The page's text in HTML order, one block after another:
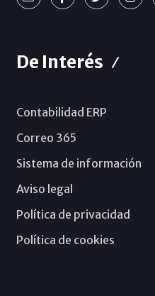
De Interés
Contabilidad ERP
Correo 365
Sistema de información
Aviso legal
Política de privacidad
Política de cookies